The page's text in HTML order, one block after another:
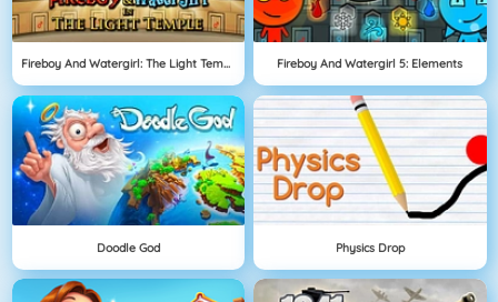
Fireboy And Watergirl: The Light Temple Fireboy And Watergirl 5: Elements
Doodle God Physics Drop